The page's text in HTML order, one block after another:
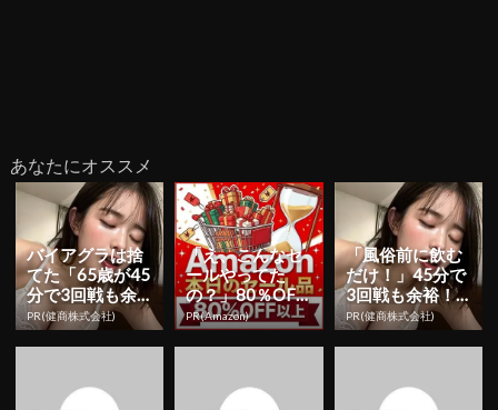
あなたにオススメ
バイアグラは捨
てた「65歳が45
分で3回戦も余
裕」980円で朝
まで絶好調！
PR(健商株式会社)
「え、こんなセ
ールやってた
の？」80％OFF
以上が続々登
場！Amazonの本
PR(Amazon)
「風俗前に飲む
だけ！」45分で
3回戦も余裕！1
日31円で朝まで
絶好調
PR(健商株式会社)